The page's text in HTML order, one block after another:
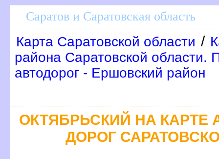
Саратов и Саратовская область
Карта Саратовской области /
района Саратовской области.
автодорог - Ершовский район
ОКТЯБРЬСКИЙ НА
ДОРОГ